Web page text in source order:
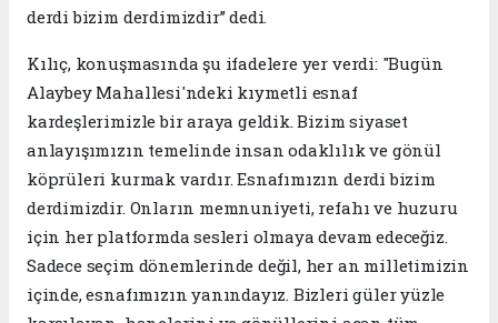
derdi bizim derdimizdir” dedi.
Kılıç, konuşmasında şu ifadelere yer verdi: "Bugün
Alaybey Mahallesi'ndeki kıymetli esnaf
kardeşlerimizle bir araya geldik. Bizim siyaset
anlayışımızın temelinde insan odaklılık ve gönül
köprüleri kurmak vardır. Esnafımızın derdi bizim
derdimizdir. Onların memnuniyeti, refahı ve huzuru
için her platformda sesleri olmaya devam edeceğiz.
Sadece seçim dönemlerinde değil, her an milletimizin
içinde, esnafımızın yanındayız. Bizleri güler yüzle